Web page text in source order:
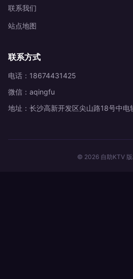
联系我们
站点地图
联系方式
电话：18674431425
微信：aqingfu
地址：长沙高新开发区尖山路18号中电
© 2026 自助KTV